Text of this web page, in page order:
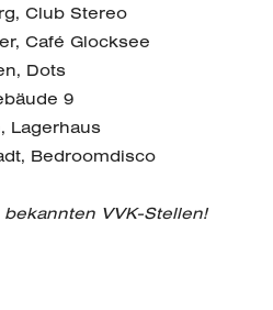
Club Stereo
Café Glocksee
Dots
9
Lagerhaus
Bedroomdisco
bekannten VVK-Stellen!